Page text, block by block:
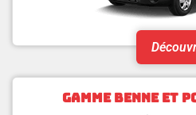
GAMME BENNE ET